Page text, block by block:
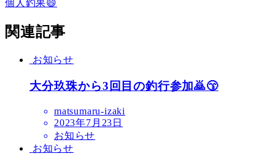
個人釣果😄
関連記事
お知らせ
大分玖珠から3回目の釣行参加🙇😙
matsumaru-izaki
2023年7月23日
お知らせ
お知らせ